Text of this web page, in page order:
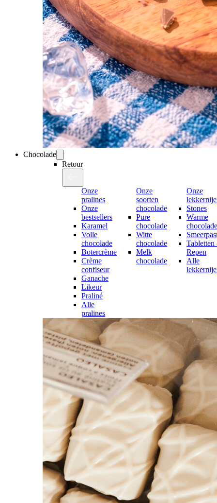
Chocolade
Retour
Onze
pralines
Onze
bestsellers
Karamel
Volle
chocolade
Botercrème
Crème
confiseur
Ganache
Likeur
Praliné
Alle
pralines
Onze
soorten
chocolade
Pure
chocolade
Witte
chocolade
Melk
chocolade
Onze
Stones
Warme
Repen
Alle